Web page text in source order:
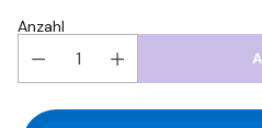
Anzahl